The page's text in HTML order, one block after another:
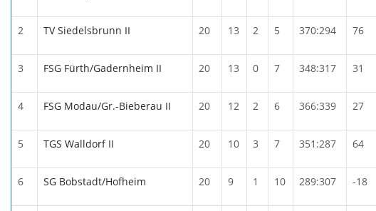
2 TV Siedelsbrunn II 20 13 2 5 370:294 76
3 FSG Fürth/Gadernheim II 20 13 0 7 348:317 31
4 FSG Modau/Gr.-Bieberau II 20 12 2 6 366:339 27
5 TGS Walldorf II 20 10 3 7 351:287 64
6 SG Bobstadt/Hofheim 20 9 1 10 289:307 -18